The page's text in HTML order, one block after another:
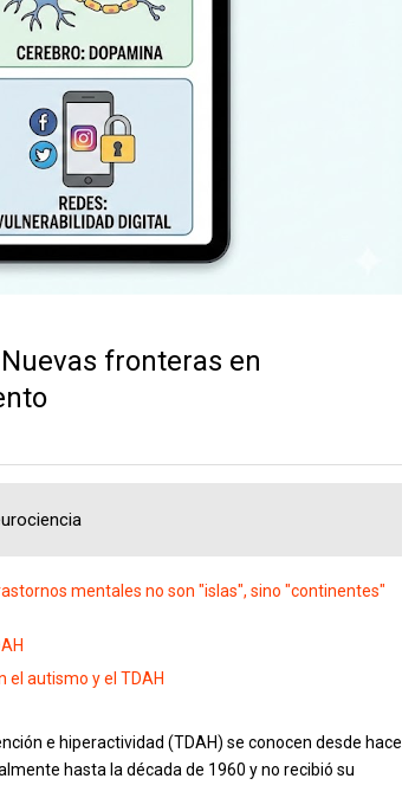
fronteras en
mentales no son "islas", sino "continentes"
el autismo y el TDAH
e hiperactividad (TDAH) se conocen desde hace
hasta la década de 1960 y no recibió su